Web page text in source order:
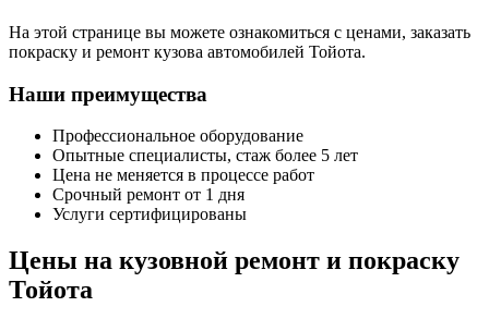
На этой странице вы можете ознакомиться с ценами, заказать
покраску и ремонт кузова автомобилей Тойота.
Наши преимущества
Профессиональное оборудование
Опытные специалисты, стаж более 5 лет
Цена не меняется в процессе работ
Срочный ремонт от 1 дня
Услуги сертифицированы
Цены на кузовной ремонт и покраску
Тойота